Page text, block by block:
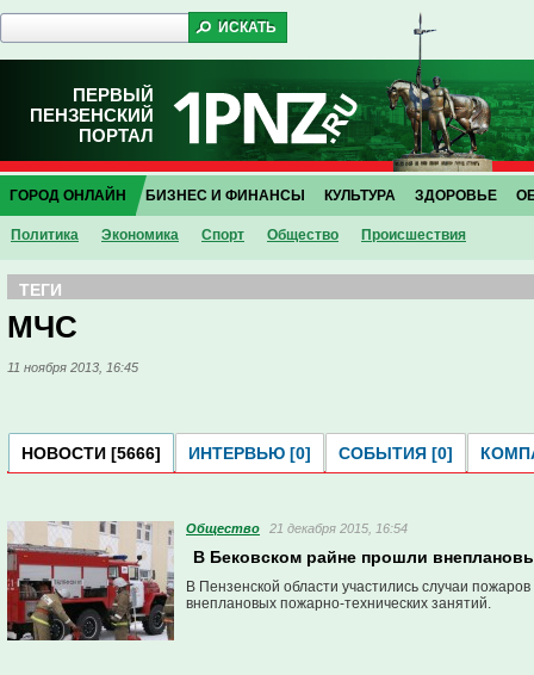
ПЕРВЫЙ
ПЕНЗЕНСКИЙ
ПОРТАЛ
ГОРОД ОНЛАЙН
Политика Экономика Спорт Общество Проиcшествия
БИЗНЕС И ФИНАНСЫ КУЛЬТУРА ЗДОРОВЬЕ
ТЕГИ
МЧС
11 ноября 2013, 16:45
НОВОСТИ [5666] ИНТЕРВЬЮ [0] СОБЫТИЯ [0]
Общество 21 декабря 2015, 16:54
В Бековском райне прошли
В Пензенской области участились случаи
внеплановых пожарно-технических занятий.